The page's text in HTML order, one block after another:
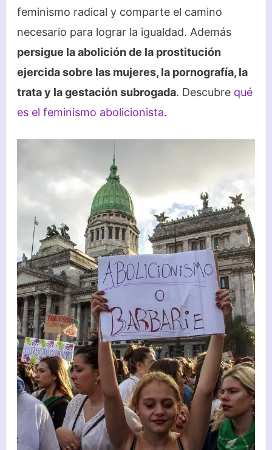
feminismo radical y comparte el camino
necesario para lograr la igualdad. Además
persigue la abolición de la prostitución
ejercida sobre las mujeres, la pornografía, la
trata y la gestación subrogada. Descubre qué
es el feminismo abolicionista.